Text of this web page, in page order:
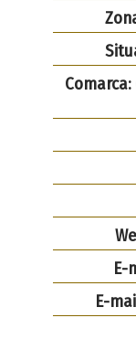
Comarca:
E-
E-